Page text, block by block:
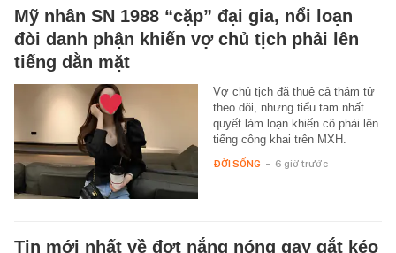
Mỹ nhân SN 1988 “cặp” đại gia, nổi loạn
đòi danh phận khiến vợ chủ tịch phải lên
tiếng dằn mặt
Vợ chủ tịch đã thuê cả thám tử
theo dõi, nhưng tiểu tam nhất
quyết làm loạn khiến cô phải lên
tiếng công khai trên MXH.
ĐỜI SỐNG - 6 giờ trước
Tin mới nhất về đợt nắng nóng gay gắt kéo